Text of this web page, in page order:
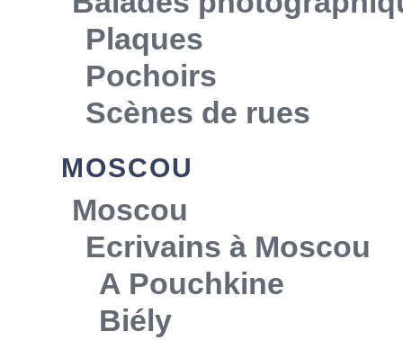
Plaques
Pochoirs
Scènes de rues
MOSCOU
Moscou
Ecrivains à Moscou
A Pouchkine
Biély